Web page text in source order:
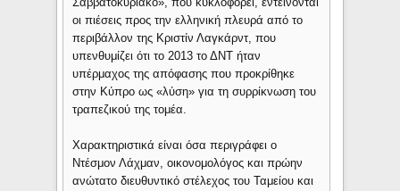
οι πιέσεις προς την ελληνική πλευρά από το
περιβάλλον της Κριστίν Λαγκάρντ, που
υπενθυμίζει ότι το 2013 το ΔΝΤ ήταν
υπέρμαχος της απόφασης που προκρίθηκε
στην Κύπρο ως «λύση» για τη συρρίκνωση του
τραπεζικού της τομέα.
Χαρακτηριστικά είναι όσα περιγράφει ο
Ντέσμον Λάχμαν, οικονομολόγος και πρώην
ανώτατο διευθυντικό στέλεχος του Ταμείου και